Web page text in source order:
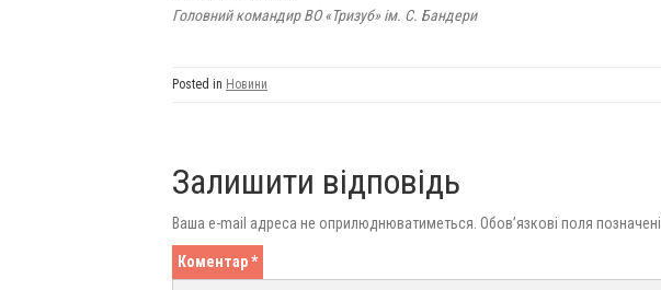
Головний командир ВО «Тризуб» ім. С. Бандери
Posted in Новини
Залишити відповідь
Ваша e-mail адреса не оприлюднюватиметься. Обов’язкові поля позначені
Коментар*